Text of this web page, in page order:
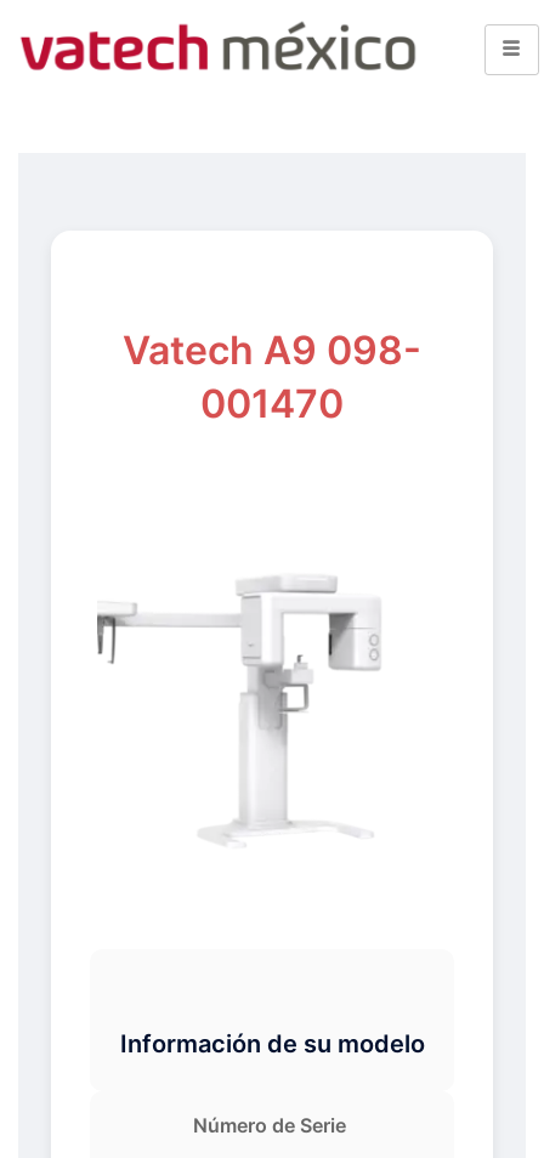
Vatech A9 098-
001470
Información de su modelo
Número de Serie